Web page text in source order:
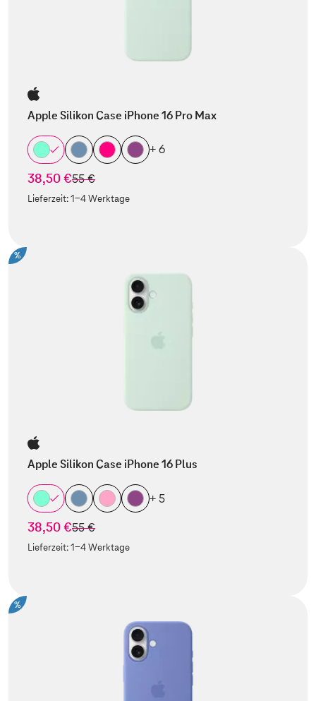
Apple Silikon Case iPhone 16 Pro Max
+ 6
38,50 €statt
55 €
Lieferzeit:1-4 Werktage
%
Apple Silikon Case iPhone 16 Plus
+ 5
38,50 €statt
55 €
Lieferzeit:1-4 Werktage
%